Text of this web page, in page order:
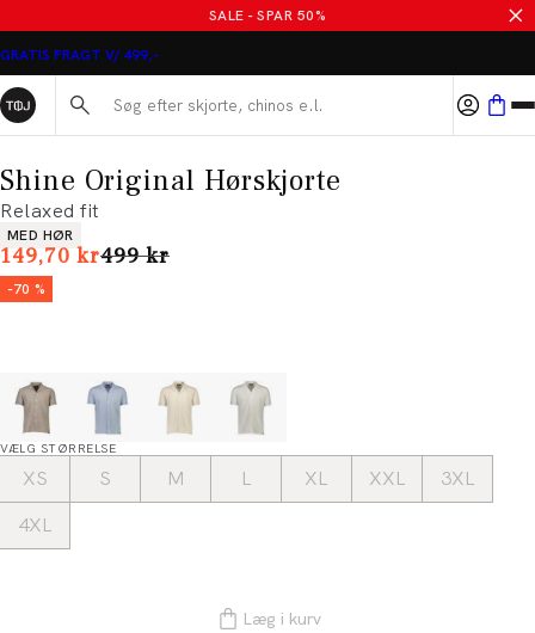
SALE - SPAR 50%
GRATIS FRAGT V/ 499,-
Søg her...
Shine Original Hørskjorte
Relaxed fit
Produkt egenskaber
MED HØR
149,70 krI alt (uden rabat)
499 kr
-70 %
VÆLG STØRRELSE
XS S M L XL XXL
3XL
4XL
Læg i kurv